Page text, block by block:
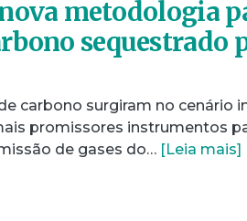
metodologia
sequestrado
carbono surgiram no cenário
promissores instrumentos
de gases do… [Leia mais]